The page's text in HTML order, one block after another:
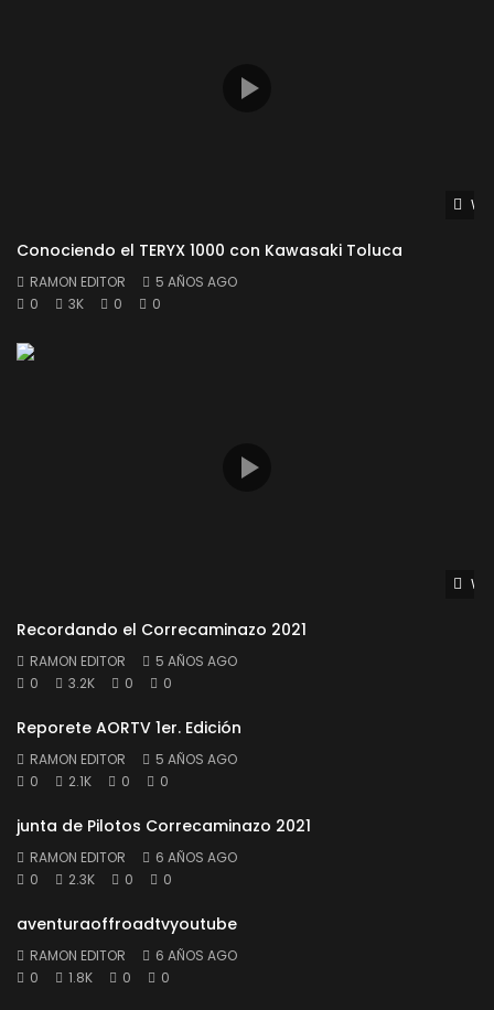
Conociendo el TERYX 1000 con Kawasaki Toluca
RAMON EDITOR
5 AÑOS AGO
0
3K 0 0
Recordando el Correcaminazo 2021
RAMON EDITOR
5 AÑOS AGO
0
3.2K 0 0
Reporete AORTV 1er. Edición
RAMON EDITOR
5 AÑOS AGO
0
2.1K 0 0
junta de Pilotos Correcaminazo 2021
RAMON EDITOR
6 AÑOS AGO
0
2.3K 0 0
aventuraoffroadtvyoutube
RAMON EDITOR
6 AÑOS AGO
0
1.8K 0 0